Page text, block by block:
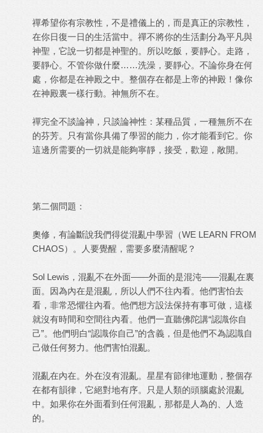
禪希望你有宗教性，不是禮儀上的，而是真正的宗教性，
在你日復一日的生活當中。禪不將你的生活劃分為平凡與
神聖，它說一切都是神聖的。所以吃飯，要靜心。走路，
要靜心。不管你做什麼……洗澡，要靜心。不論你身在何
處，你都是在神殿之中。整個存在都是上帝的神殿！像你
在神殿裏一樣行動。神無所不在。
禪完全不談論神，只談論神性：某種品質，一種無所不在
的芬芳。只有當你具備了學習的能力，你才能看到它。你
這邊所需要的一切就是能夠寧靜，接受，歡迎，敞開。
第二個問題：
奧修，有論斷說我們得從混亂中學習（WE LEARN FROM
CHAOS）。人要覺醒，需要多麼清醒呢？
Sol Lewis，混亂不在外面——外面的是混沌——混亂在裏
面。因為內在是混亂，所以人們不往內看。他們害怕去
看，非常恐懼往內看。他們想方設法保持有事可做，這樣
就沒有時間和空間往內看。他們一直聽佛陀講“認識你自
己”。他們明白“認識你自己”的含義，但是他們不為認識自
己做任何努力。他們害怕混亂。
混亂在內在。外在沒有混亂。星星有節律地運動，整個存
在都有韻律，它絕對地有序。只是人類的頭腦處於混亂
中。如果你在外面看到任何混亂，那都是人為的、人造
的。